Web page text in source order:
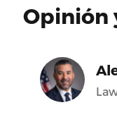
Opinión